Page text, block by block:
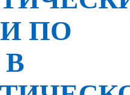
ПО